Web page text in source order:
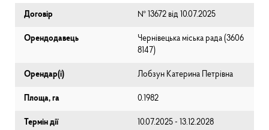
Договір № 13672 від 10.07.2025
Орендодавець
Чернівецька міська рада (⁨3606
8147⁩)
Орендар(і) Лобзун Катерина Петрівна
Площа, га 0.1982
Термін дії 10.07.2025 - 13.12.2028